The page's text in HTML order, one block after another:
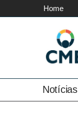
Home
Notícias